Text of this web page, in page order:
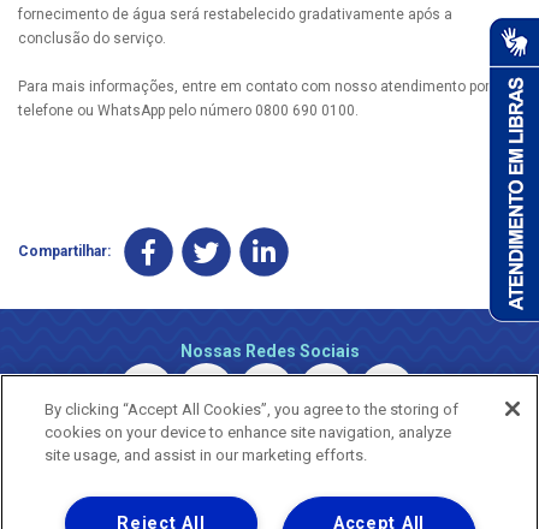
fornecimento de água será restabelecido gradativamente após a
conclusão do serviço.
Para mais informações, entre em contato com nosso atendimento por
telefone ou WhatsApp pelo número 0800 690 0100.
Compartilhar:
Nossas Redes Sociais
By clicking “Accept All Cookies”, you agree to the storing of
cookies on your device to enhance site navigation, analyze
site usage, and assist in our marketing efforts.
Accept All
Reject All